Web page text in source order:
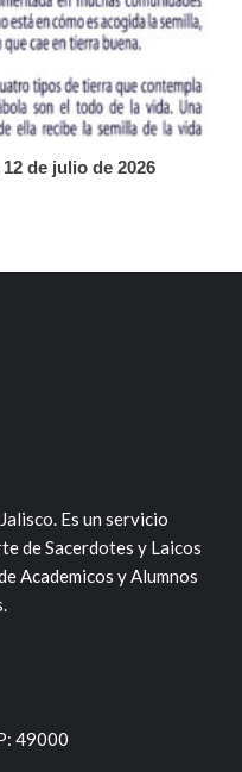
de julio de 2026
Es un servicio
de Sacerdotes y Laicos
Academicos y Alumnos
49000